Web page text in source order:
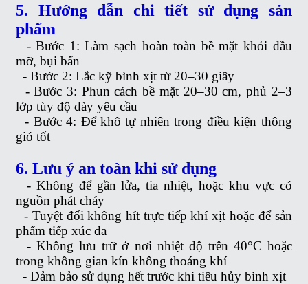
5. Hướng dẫn chi tiết sử dụng sản
phẩm
-Bước 1: Làm sạch hoàn toàn bề mặt khỏi dầu
mỡ, bụi bẩn
-Bước 2: Lắc kỹ bình xịt từ 20–30 giây
-Bước 3: Phun cách bề mặt 20–30 cm, phủ 2–3
lớp tùy độ dày yêu cầu
- Bước 4: Để khô tự nhiên trong điều kiện thông
gió tốt
6. Lưu ý an toàn khi sử dụng
- Không để gần lửa, tia nhiệt, hoặc khu vực có
nguồn phát cháy
- Tuyệt đối không hít trực tiếp khí xịt hoặc để sản
phẩm tiếp xúc da
-Không lưu trữ ở nơi nhiệt độ trên 40°C hoặc
trong không gian kín không thoáng khí
-Đảm bảo sử dụng hết trước khi tiêu hủy bình xịt